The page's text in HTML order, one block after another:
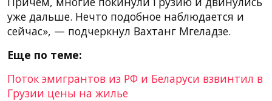
уже дальше. Нечто подобное наблюдается и
сейчас», — подчеркнул Вахтанг Мгеладзе.
Еще по теме:
Поток эмигрантов из РФ и Беларуси взвинтил в
Грузии цены на жилье